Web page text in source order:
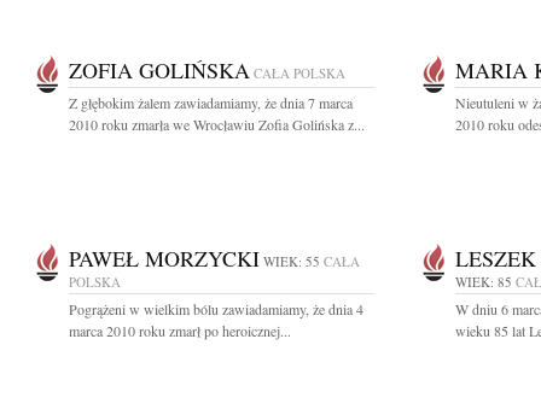
ZOFIA GOLIŃSKA CAŁA POLSKA
Z głębokim żalem zawiadamiamy, że dnia 7 marca
2010 roku zmarła we Wrocławiu Zofia Golińska z...
MARIA
Nieutuleni w
2010 roku
PAWEŁ MORZYCKI WIEK: 55 CAŁA
POLSKA
Pogrążeni w wielkim bólu zawiadamiamy, że dnia 4
marca 2010 roku zmarł po heroicznej...
WIEK: 85
W dniu 6
wieku 85 lat